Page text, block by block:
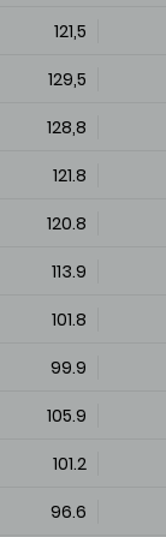
121,5
129,5
128,8
121.8
120.8
113.9
101.8
99.9
105.9
101.2
96.6